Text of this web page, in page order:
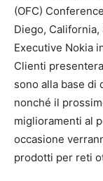
(OFC)
Diego,
Executive Nokia
Clienti
sono alla base di
nonché il
miglioramenti al
occasione
prodotti per reti